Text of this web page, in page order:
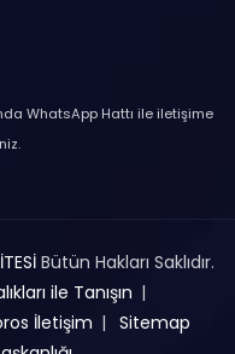
WhatsApp Hattı ile iletişime
Bütün Hakları Saklıdır.
ile Tanışın
İletişim
Sitemap